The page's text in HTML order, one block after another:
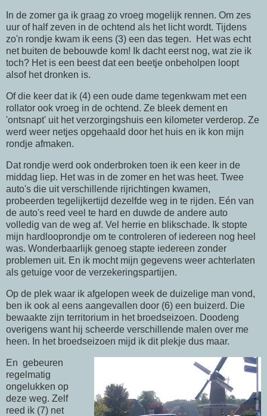
In de zomer ga ik graag zo vroeg mogelijk rennen. Om zes
uur of half zeven in de ochtend als het licht wordt. Tijdens
zo'n rondje kwam ik eens (3) een das tegen. Het was echt
net buiten de bebouwde kom! Ik dacht eerst nog, wat zie ik
toch? Het is een beest dat een beetje onbeholpen loopt
alsof het dronken is.
Of die keer dat ik (4) een oude dame tegenkwam met een
rollator ook vroeg in de ochtend. Ze bleek dement en
'ontsnapt' uit het verzorgingshuis een kilometer verderop. Ze
werd weer netjes opgehaald door het huis en ik kon mijn
rondje afmaken.
Dat rondje werd ook onderbroken toen ik een keer in de
middag liep. Het was in de zomer en het was heet. Twee
auto's die uit verschillende rijrichtingen kwamen,
probeerden tegelijkertijd dezelfde weg in te rijden. Eén van
de auto's reed veel te hard en duwde de andere auto
volledig van de weg af. Vel herrie en blikschade. Ik stopte
mijn hardlooprondje om te controleren of iedereen nog heel
was. Wonderbaarlijk genoeg stapte iedereen zonder
problemen uit. En ik mocht mijn gegevens weer achterlaten
als getuige voor de verzekeringspartijen.
Op de plek waar ik afgelopen week de duizelige man vond,
ben ik ook al eens aangevallen door (6) een buizerd. Die
bewaakte zijn territorium in het broedseizoen. Doodeng
overigens want hij scheerde verschillende malen over me
heen. In het broedseizoen mijd ik dit plekje dus maar.
En gebeuren
regelmatig
ongelukken op
deze weg. Zelf
reed ik (7) net